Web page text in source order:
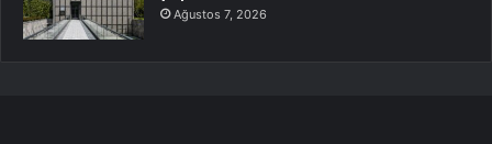
Ağustos 7, 2026